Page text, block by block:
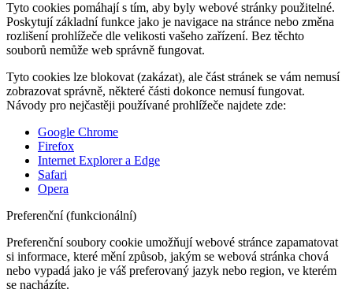
Tyto cookies pomáhají s tím, aby byly webové stránky použitelné.
Poskytují základní funkce jako je navigace na stránce nebo změna
rozlišení prohlížeče dle velikosti vašeho zařízení. Bez těchto
souborů nemůže web správně fungovat.
Tyto cookies lze blokovat (zakázat), ale část stránek se vám nemusí
zobrazovat správně, některé části dokonce nemusí fungovat.
Návody pro nejčastěji používané prohlížeče najdete zde:
Google Chrome
Firefox
Internet Explorer a Edge
Safari
Opera
Preferenční (funkcionální)
Preferenční soubory cookie umožňují webové stránce zapamatovat
si informace, které mění způsob, jakým se webová stránka chová
nebo vypadá jako je váš preferovaný jazyk nebo region, ve kterém
se nacházíte.